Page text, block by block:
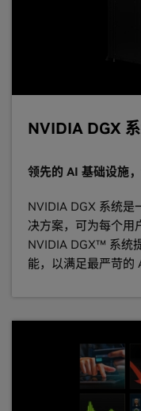
NVIDIA DGX
领先的 AI 基础设施
NVIDIA DGX 系统是
决方案，可为每个用
NVIDIA DGX™ 系统
能，以满足最严苛的